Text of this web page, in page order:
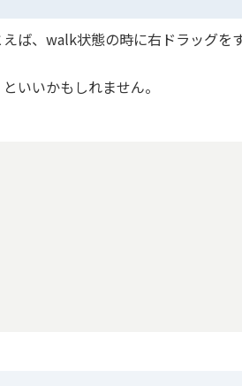
ば、walk状態の時に右ドラッグを
いいかもしれません。